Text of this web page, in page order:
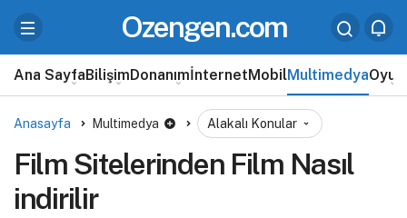
Ozengen.com
Ana SayfaBilişimDonanımİnternetMobilMultimedyaOyun
Anasayfa Multimedya Alakalı Konular
Film Sitelerinden Film Nasıl
indirilir